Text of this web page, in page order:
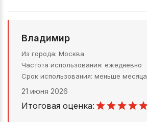
Владимир
Из города Москва
Частота использования ежедневно
Срок использования меньше месяца
21 июня 2026
Итоговая оценка: